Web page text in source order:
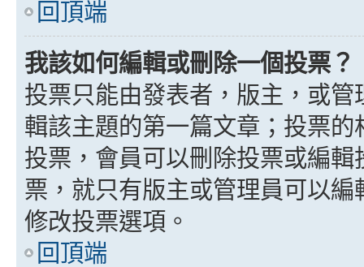
回頂端
我該如何編輯或刪除一個投票？
投票只能由發表者，版主，或
輯該主題的第一篇文章；投票
投票，會員可以刪除投票或編
票，就只有版主或管理員可以
修改投票選項。
回頂端